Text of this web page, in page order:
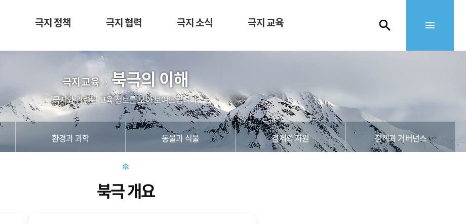
극지 정책 극지 협력 극지 소식 극지 교육
극지 교육 북극의 이해
극지와 관련된 교육 정보를 모아 보여드립니다.
환경과 과학 동물과 식물 경제와 자원 정책과 거버넌스
북극 개요